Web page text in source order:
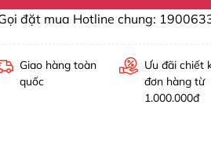
đặt mua Hotline chung:
Giao hàng toàn
quốc
Ưu đãi chiết
đơn hàng từ
1.000.000đ